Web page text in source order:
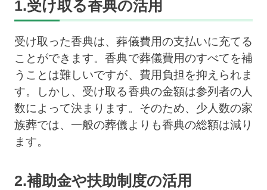
1.受け取る香典の活用
受け取った香典は、葬儀費用の支払いに充てる
ことができます。香典で葬儀費用のすべてを補
うことは難しいですが、費用負担を抑えられま
す。しかし、受け取る香典の金額は参列者の人
数によって決まります。そのため、少人数の家
族葬では、一般の葬儀よりも香典の総額は減り
ます。
2.補助金や扶助制度の活用